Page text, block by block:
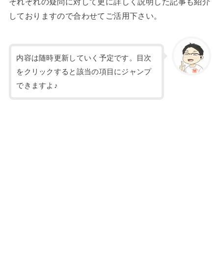
しておりますので合わせてご活用下さい。
内容は随時更新していく予定です。目次
をクリックすると該当の項目にジャンプ
できますよ♪